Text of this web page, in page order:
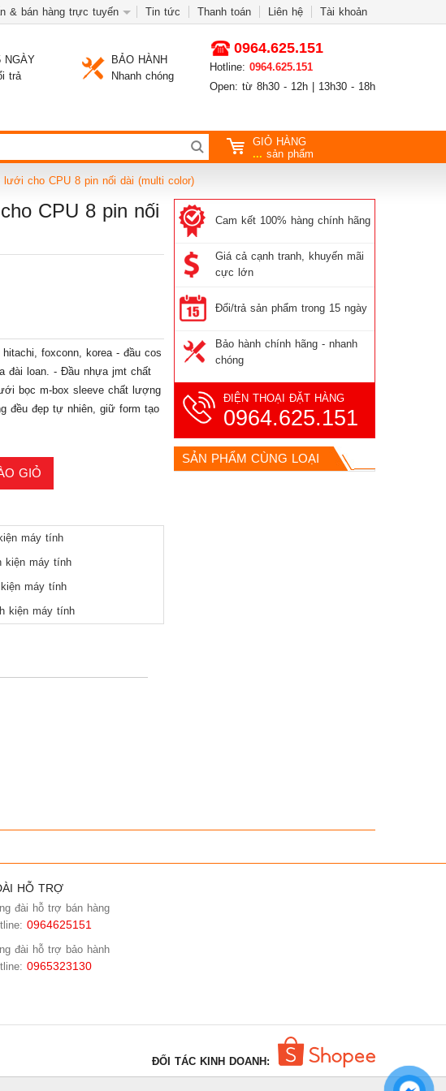
& bán hàng trực tuyến Tin tức Thanh toán Liên hệ Tài khoản
NGÀY
trả
BẢO HÀNH
Nhanh chóng
0964.625.151
Hotline: 0964.625.151
Open: từ 8h30 - 12h | 13h30 - 18h
GIỎ HÀNG
... sản phẩm
lưới cho CPU 8 pin nối dài (multi color)
CPU 8 pin nối
foxconn, korea - đầu cos
đài loan. - Đầu nhựa jmt chất
bọc m-box sleeve chất lượng
đều đẹp tự nhiên, giữ form tạo
GIỎ
máy tính
kiện máy tính
máy tính
kiện máy tính
Cam kết 100% hàng chính hãng
Giá cả cạnh tranh, khuyến mãi
cực lớn
Đổi/trả sản phẩm trong 15 ngày
Bảo hành chính hãng - nhanh
chóng
ĐIỆN THOẠI ĐẶT HÀNG
0964.625.151
SẢN PHẨM CÙNG LOẠI
HỖ TRỢ
đài hỗ trợ bán hàng
0964625151
đài hỗ trợ bảo hành
0965323130
ĐỐI TÁC KINH DOANH: